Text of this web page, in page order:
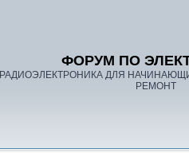
ФОРУМ ПО
РАДИОЭЛЕКТРОНИКА ДЛЯ
РЕМОНТ